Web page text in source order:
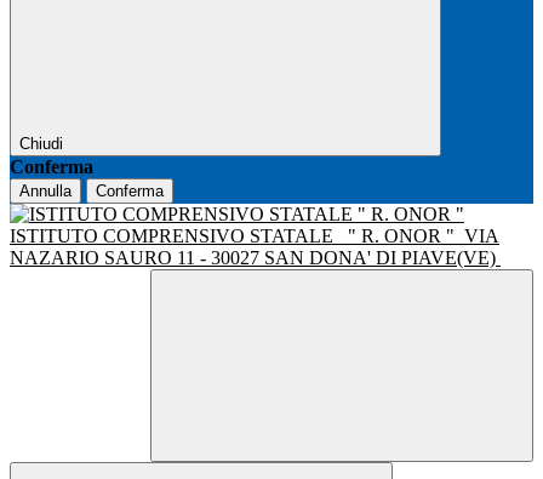
Chiudi
Conferma
Annulla Conferma
ISTITUTO COMPRENSIVO STATALE " R. ONOR " VIA
NAZARIO SAURO 11 - 30027 SAN DONA' DI PIAVE(VE)